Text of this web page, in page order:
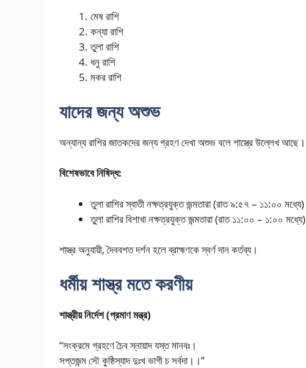
মেষ রাশি
কন্যা রাশি
তুলা রাশি
ধনু রাশি
মকর রাশি
যাদের জন্য অশুভ
অন্যান্য রাশির জাতকদের জন্য গ্রহণ দেখা অশুভ বলে শাস্ত্রে উল্লেখ আছে।
বিশেষভাবে নিষিদ্ধ:
তুলা রাশির স্বাতী নক্ষত্রযুক্ত জন্মতারা (রাত ৯:৫৭ – ১১:০০ মধ্যে)
তুলা রাশির বিশাখা নক্ষত্রযুক্ত জন্মতারা (রাত ১১:০০ – ১:০০ মধ্যে)
শাস্ত্র অনুযায়ী, দৈববশত দর্শন হলে ব্রাহ্মণকে স্বর্ণ দান কর্তব্য।
ধর্মীয় শাস্ত্র মতে করণীয়
শাস্ত্রীয় নির্দেশ (প্রমাণ মন্ত্র)
“সংক্রমে গ্রহণে চৈব স্নায়াদ যস্ত মানবঃ।
সপ্তজন্ম সৌ কুষ্ঠিস্যাদ দুঃখ ভাগী চ সর্বদা।।”